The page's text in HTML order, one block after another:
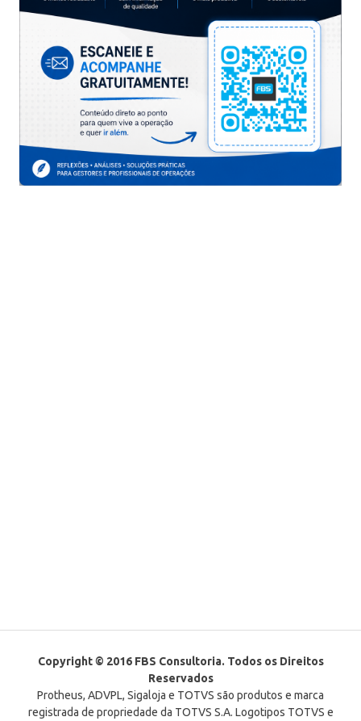
Copyright © 2016 FBS Consultoria. Todos os Direitos
Reservados
Protheus, ADVPL, Sigaloja e TOTVS são produtos e marca
registrada de propriedade da TOTVS S.A. Logotipos TOTVS e